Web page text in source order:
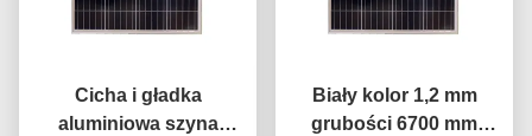
Cicha i gładka
aluminiowa szyna
Biały kolor 1,2 mm
grubości 6700 mm